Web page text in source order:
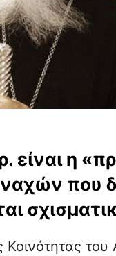
είναι η
που
Κοινότητας